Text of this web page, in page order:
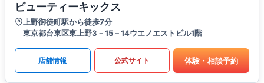
ビューティーキックス
上野御徒町駅から徒歩7分
東京都台東区東上野3－15－14ウエノエストビル1階
店舗情報 公式サイト 体験・相談予約